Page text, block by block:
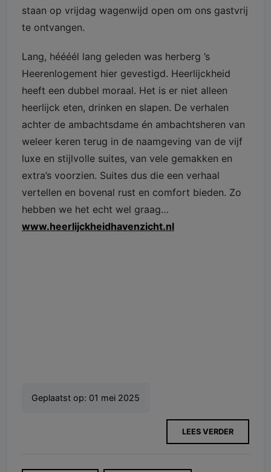
staan op vrijdag wagenwijd open om ons gastvrij
te ontvangen.
Lang, héééél lang geleden was herberg ’s
Heerenlogement hier gevestigd. Heerlijckheid
heeft een dubbel moraal. Het is er niet alleen
heerlijck eten, drinken en slapen. De verhalen
achter de ambachtsdame én ambachtsheren van
weleer keren terug in de naamgeving van de vijf
luxe en stijlvolle suites, van vele gemakken en
extra’s voorzien. Suites dus die een verhaal
vertellen en bovenal rust en comfort bieden. Zo
hebben we het echt wel graag…
www.heerlijckheidhavenzicht.nl
Geplaatst op: 01 mei 2025
LEES VERDER